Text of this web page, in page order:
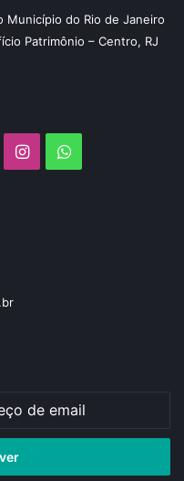
Município do Rio de Janeiro
Patrimônio – Centro, RJ
InstagramWhatsApp